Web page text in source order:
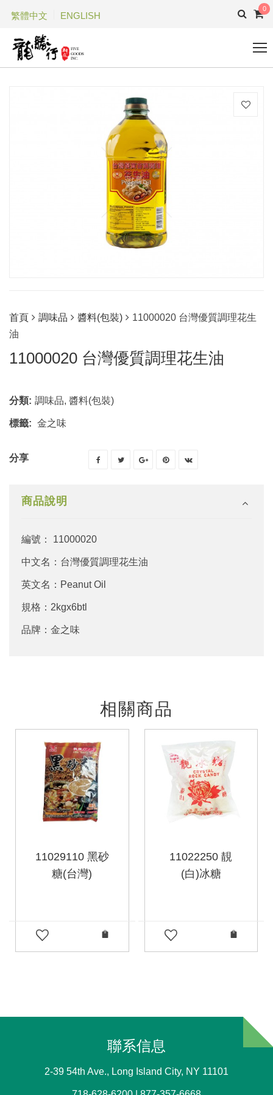
繁體中文 ENGLISH
0
首頁 調味品 醬料(包裝)
11000020 台灣優質調理花生
油
11000020 台灣優質調理花生油
分類: 調味品, 醬料(包裝)
標籤: 金之味
分享
商品說明
編號： 11000020
中文名：台灣優質調理花生油
英文名：Peanut Oil
規格：2kgx6btl
品牌：金之味
相關商品
11029110 黑砂
糖(台灣)
11022250 靚
(白)冰糖
聯系信息
2-39 54th Ave., Long Island City, NY 11101